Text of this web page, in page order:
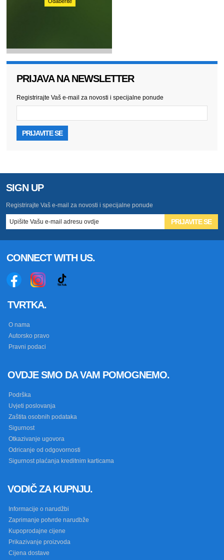
PRIJAVA NA NEWSLETTER
Registrirajte Vaš e-mail za novosti i specijalne ponude
PRIJAVITE SE
SIGN UP
Registrirajte Vaš e-mail za novosti i specijalne ponude
PRIJAVITE SE
CONNECT WITH US.
TVRTKA.
O nama
Autorsko pravo
Pravni podaci
OVDJE SMO DA VAM POMOGNEMO.
Podrška
Uvjeti poslovanja
Zaštita osobnih podataka
Sigurnost
Otkazivanje ugovora
Odricanje od odgovornosti
Sigurnost plaćanja kreditnim karticama
VODIČ ZA KUPNJU.
Informacije o narudžbi
Zaprimanje potvrde narudbže
Kupoprodajne cijene
Prikazivanje proizvoda
Cijena dostave